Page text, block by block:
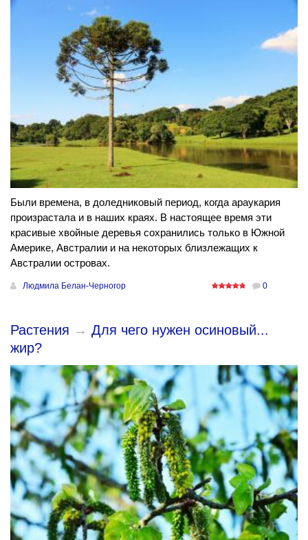
Были времена, в доледниковый период, когда араукария
произрастала и в наших краях. В настоящее время эти
красивые хвойные деревья сохранились только в Южной
Америке, Австралии и на некоторых близлежащих к
Австралии островах.
Людмила Белан-Черногор 0
Растения → Для чего нужен осиновый...
жир?